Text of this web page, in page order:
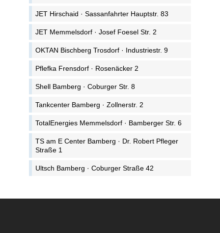
JET Hirschaid · Sassanfahrter Hauptstr. 83
JET Memmelsdorf · Josef Foesel Str. 2
OKTAN Bischberg Trosdorf · Industriestr. 9
Pflefka Frensdorf · Rosenäcker 2
Shell Bamberg · Coburger Str. 8
Tankcenter Bamberg · Zollnerstr. 2
TotalEnergies Memmelsdorf · Bamberger Str. 6
TS am E Center Bamberg · Dr. Robert Pfleger
Straße 1
Ultsch Bamberg · Coburger Straße 42